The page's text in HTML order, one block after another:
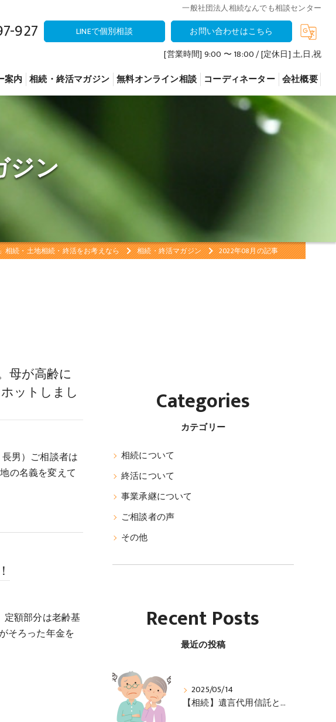
一般社団法人相続なんでも相談センター
927 LINEで個別相談
お問い合わせはこちら
[営業時間] 9:00 〜 18:00 / [定休日] 土,日,祝
案内 相続・終活マガジン
相続について
終活について
事業承継について
無料オンライン相談 コーディネーター 会社概要
ジン
相続・土地相続・終活をお考えなら 相続・終活マガジン 2022年08月の記事
母が高齢に
ットしまし
男）ご相談者は
の名義を変えて
定額部分は老齢基
そろった年金を
カテゴリー
Categories
相続について
終活について
事業承継について
ご相談者の声
その他
最近の投稿
Recent Posts
2025/05/14
【相続】遺言代用信託とは何か？～相続対策の新たな選択肢～